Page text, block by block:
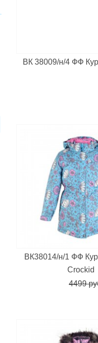
ВК 38009/н/4 ФФ
ВК38014/н/1 ФФ
Crockid
4499